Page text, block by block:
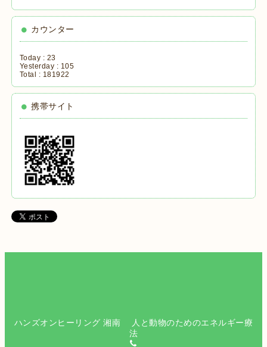
カウンター
Today : 23
Yesterday : 105
Total : 181922
携帯サイト
ハンズオンヒーリング 湘南 人と動物のためのエネルギー療
法